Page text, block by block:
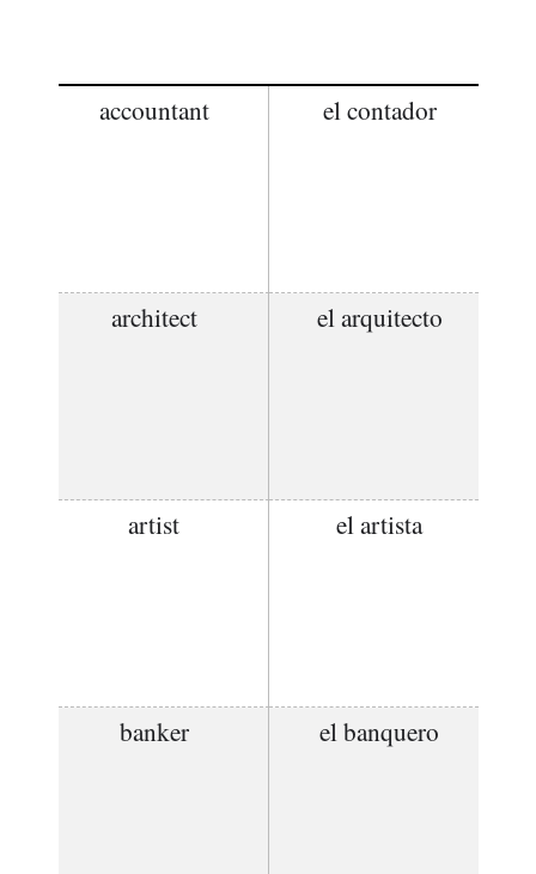
accountant el contador
architect el arquitecto
artist el artista
banker el banquero